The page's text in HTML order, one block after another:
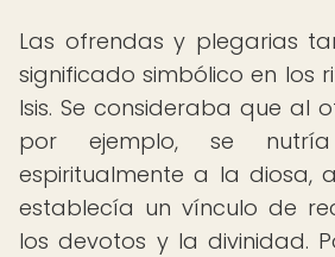
Las ofrendas y plegarias
significado simbólico en los
Isis. Se consideraba que al
por ejemplo, se
espiritualmente a la diosa,
establecía un vínculo de
los devotos y la divinidad.